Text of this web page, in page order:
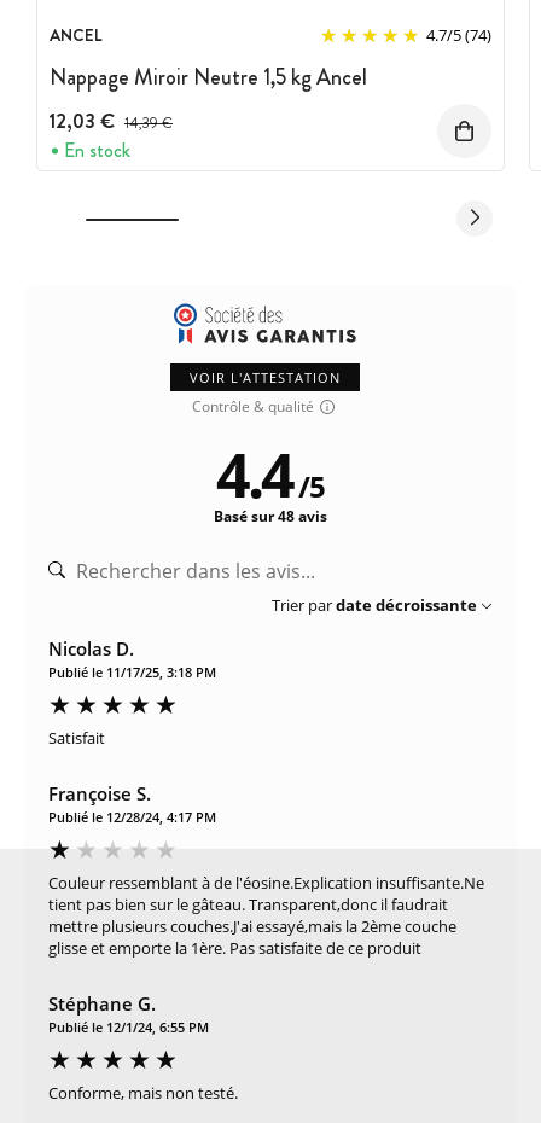
ANCEL 4.7/5(74)
Nappage Miroir Neutre 1,5 kg Ancel
12,03 € Prix avant réduction :
14,39 €
En stock
VOIR L'ATTESTATION
Contrôle & qualité
4.4/5
Basé sur 48 avis
Trier pardate décroissante
Nicolas D.
Publié le 11/17/25, 3:18 PM
Satisfait
Françoise S.
Publié le 12/28/24, 4:17 PM
Couleur ressemblant à de l'éosine.Explication insuffisante.Ne
tient pas bien sur le gâteau. Transparent,donc il faudrait
mettre plusieurs couches.J'ai essayé,mais la 2ème couche
glisse et emporte la 1ère. Pas satisfaite de ce produit
Stéphane G.
Publié le 12/1/24, 6:55 PM
Conforme, mais non testé.